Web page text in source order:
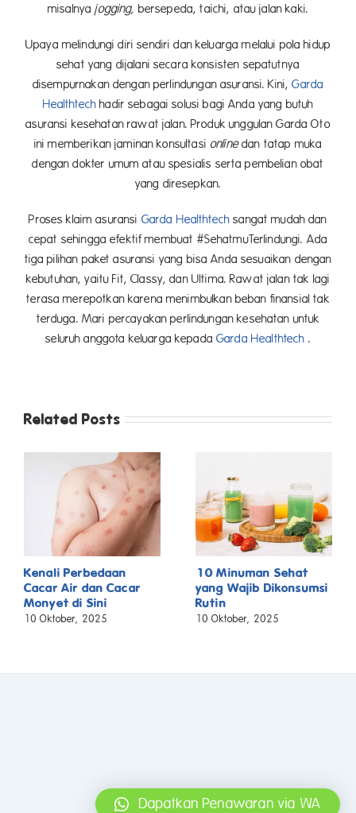
misalnyajogging, bersepeda, taichi, atau jalan kaki.
Upaya melindungi diri sendiri dan keluarga melalui pola hidup
sehat yang dijalani secara konsisten sepatutnya
disempurnakan dengan perlindungan asuransi. Kini, Garda
Healthtech hadir sebagai solusi bagi Anda yang butuh
asuransi kesehatan rawat jalan. Produk unggulan Garda Oto
ini memberikan jaminan konsultasi onlinedan tatap muka
dengan dokter umum atau spesialis serta pembelian obat
yang diresepkan.
Proses klaim asuransi Garda Healthtech sangat mudah dan
cepat sehingga efektif membuat #SehatmuTerlindungi. Ada
tiga pilihan paket asuransi yang bisa Anda sesuaikan dengan
kebutuhan, yaitu Fit, Classy, dan Ultima. Rawat jalan tak lagi
terasa merepotkan karena menimbulkan beban finansial tak
terduga. Mari percayakan perlindungan kesehatan untuk
seluruh anggota keluarga kepada Garda Healthtech .
Related Posts
Kenali Perbedaan
Cacar Air dan Cacar
Monyet di Sini
10 Oktober, 2025
10 Minuman Sehat
yang Wajib Dikonsumsi
Rutin
10 Oktober, 2025
Dapatkan Penawaran via WA